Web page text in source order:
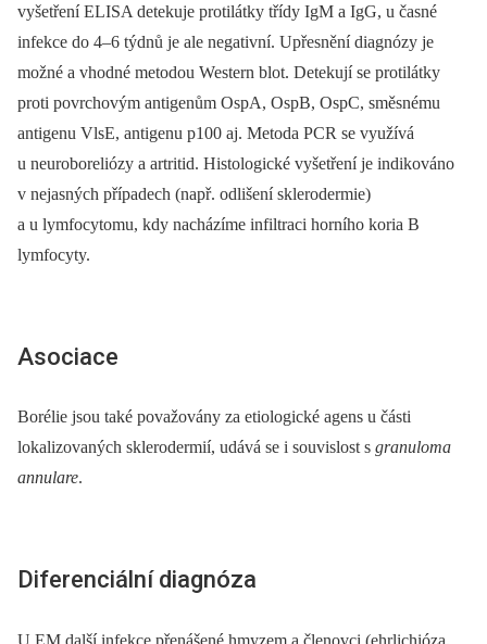
vyšetření ELISA detekuje protilátky třídy IgM a IgG, u časné
infekce do 4–6 týdnů je ale negativní. Upřesnění diagnózy je
možné a vhodné metodou Western blot. Detekují se protilátky
proti povrchovým antigenům OspA, OspB, OspC, směsnému
antigenu VlsE, antigenu p100 aj. Metoda PCR se využívá
u neuroboreliózy a artritid. Histologické vyšetření je indikováno
v nejasných případech (např. odlišení sklerodermie)
a u lymfocytomu, kdy nacházíme infiltraci horního koria B
lymfocyty.
Asociace
Borélie jsou také považovány za etiologické agens u části
lokalizovaných sklerodermií, udává se i souvislost s granuloma
annulare.
Diferenciální diagnóza
U EM další infekce přenášené hmyzem a členovci (ehrlichióza,